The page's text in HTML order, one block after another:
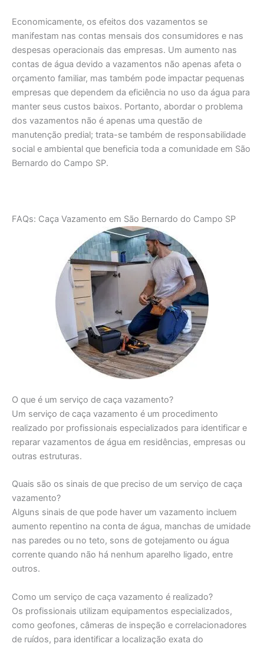
Economicamente, os efeitos dos vazamentos se
manifestam nas contas mensais dos consumidores e nas
despesas operacionais das empresas. Um aumento nas
contas de água devido a vazamentos não apenas afeta o
orçamento familiar, mas também pode impactar pequenas
empresas que dependem da eficiência no uso da água para
manter seus custos baixos. Portanto, abordar o problema
dos vazamentos não é apenas uma questão de
manutenção predial; trata-se também de responsabilidade
social e ambiental que beneficia toda a comunidade em São
Bernardo do Campo SP.
FAQs: Caça Vazamento em São Bernardo do Campo SP
O que é um serviço de caça vazamento?
Um serviço de caça vazamento é um procedimento
realizado por profissionais especializados para identificar e
reparar vazamentos de água em residências, empresas ou
outras estruturas.
Quais são os sinais de que preciso de um serviço de caça
vazamento?
Alguns sinais de que pode haver um vazamento incluem
aumento repentino na conta de água, manchas de umidade
nas paredes ou no teto, sons de gotejamento ou água
corrente quando não há nenhum aparelho ligado, entre
outros.
Como um serviço de caça vazamento é realizado?
Os profissionais utilizam equipamentos especializados,
como geofones, câmeras de inspeção e correlacionadores
de ruídos, para identificar a localização exata do